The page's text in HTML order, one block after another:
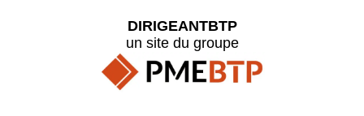
DIRIGEANTBTP
un site du groupe